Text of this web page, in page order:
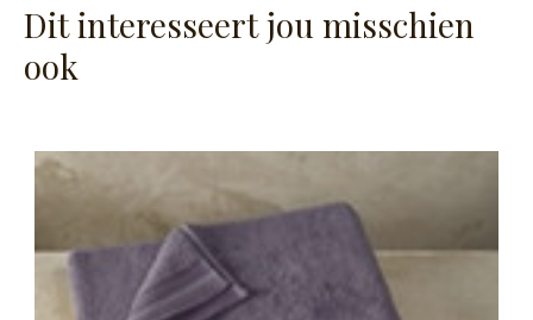
Dit interesseert jou misschien
ook